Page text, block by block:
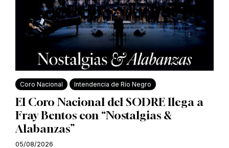
Coro Nacional Intendencia de Río Negro
El Coro Nacional del SODRE llega a
Fray Bentos con “Nostalgias &
Alabanzas”
05/08/2026